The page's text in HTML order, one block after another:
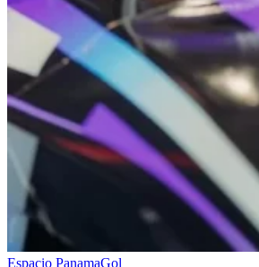
Espacio PanamaGol